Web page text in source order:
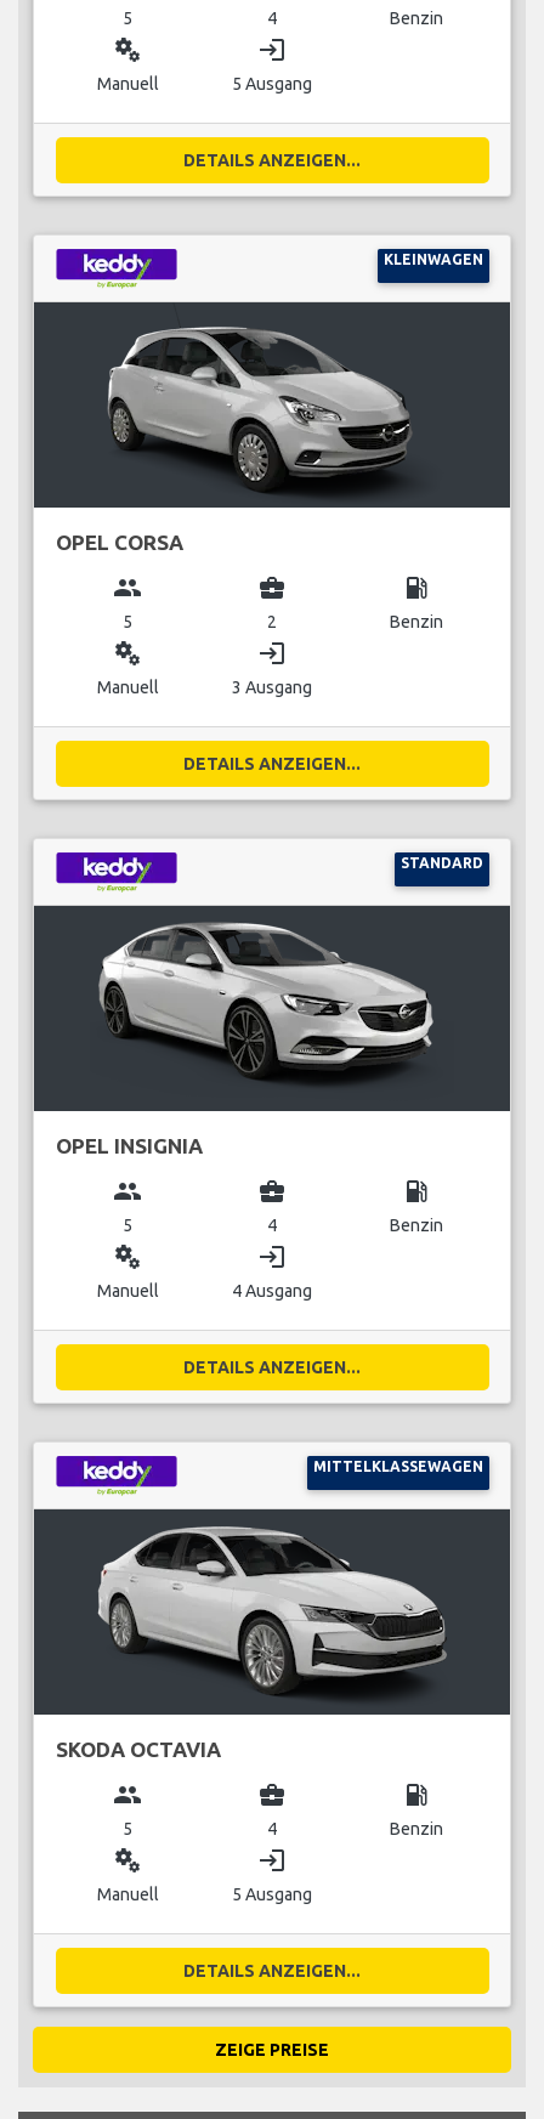
5 4 Benzin
miscellaneous_services
Manuell
login
5 Ausgang
DETAILS ANZEIGEN...
KLEINWAGEN
OPEL CORSA
group
5
business_center
2
local_gas_station
Benzin
miscellaneous_services
Manuell
login
3 Ausgang
DETAILS ANZEIGEN...
STANDARD
OPEL INSIGNIA
group
5
business_center
4
local_gas_station
Benzin
miscellaneous_services
Manuell
login
4 Ausgang
DETAILS ANZEIGEN...
MITTELKLASSEWAGEN
SKODA OCTAVIA
group
5
business_center
4
local_gas_station
Benzin
miscellaneous_services
Manuell
login
5 Ausgang
DETAILS ANZEIGEN...
ZEIGE PREISE